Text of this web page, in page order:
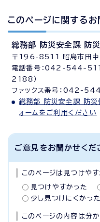
このページに関する お
総務部 防災安全課 防災
〒196-8511 昭島市田
電話番号：042-544-
2188）
ファックス番号：042-
総務部 防災安全課 防災
ォームをご利用ください
ご意見をお聞かせくだ
このページは見つけや
見つけやすかった
少し見つけにくかった
このページの内容は分